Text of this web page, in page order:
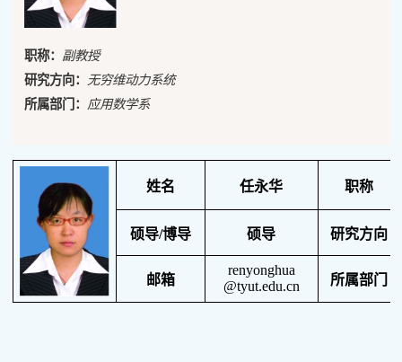
职称： 副教授
研究方向：
无穷维动力系统
所属部门： 应用数学系
姓名 任永华 职称
硕导/博导 硕导 研究方向
邮箱
renyonghua
@tyut.edu.cn
所属部门